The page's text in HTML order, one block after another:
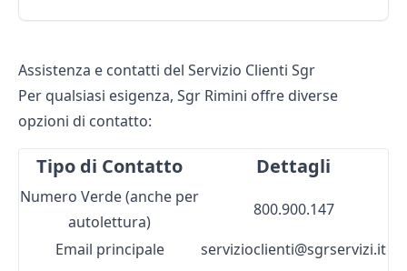
Assistenza e contatti del Servizio Clienti Sgr
Per qualsiasi esigenza, Sgr Rimini offre diverse
opzioni di contatto:
Tipo di Contatto Dettagli
Numero Verde (anche per
autolettura)
800.900.147
Email principale
servizioclienti@sgrservizi.it